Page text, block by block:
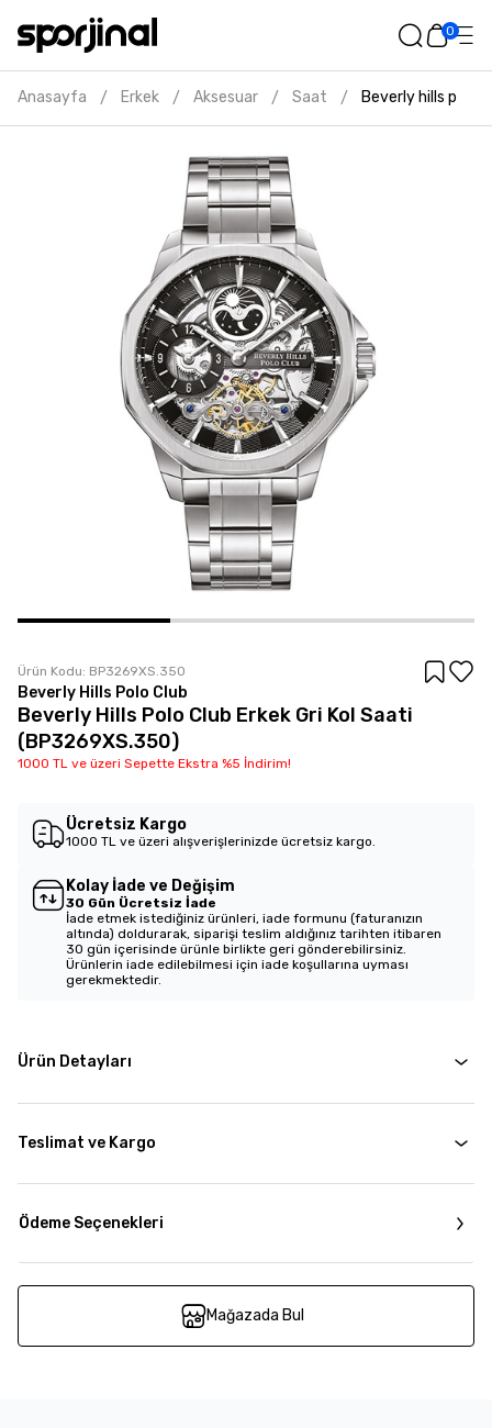
0
Anasayfa / Erkek / Aksesuar / Saat / Beverly hills polo
Ürün Kodu: BP3269XS.350
Beverly Hills Polo Club
Beverly Hills Polo Club Erkek Gri Kol Saati
(BP3269XS.350)
1000 TL ve üzeri Sepette Ekstra %5 İndirim!
Ücretsiz Kargo
1000 TL ve üzeri alışverişlerinizde ücretsiz kargo.
Kolay İade ve Değişim
30 Gün Ücretsiz İade
İade etmek istediğiniz ürünleri, iade formunu (faturanızın
altında) doldurarak, siparişi teslim aldığınız tarihten itibaren
30 gün içerisinde ürünle birlikte geri gönderebilirsiniz.
Ürünlerin iade edilebilmesi için iade koşullarına uyması
gerekmektedir.
Ürün Detayları
Teslimat ve Kargo
Ödeme Seçenekleri
Mağazada Bul